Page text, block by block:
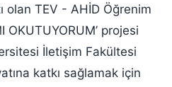
olan TEV - AHİD Öğrenim
OKUTUYORUM’ projesi
İletişim Fakültesi
katkı sağlamak için